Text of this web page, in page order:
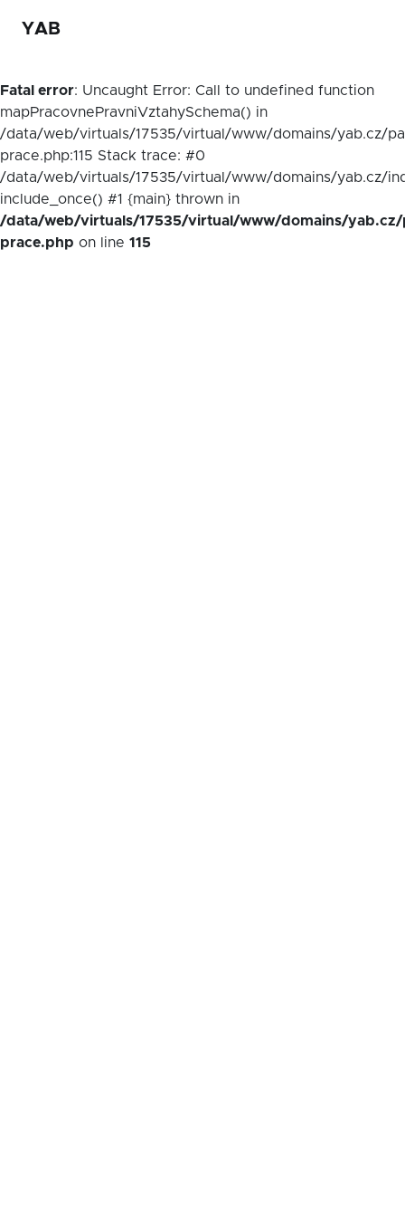
YAB
Fatal error: Uncaught Error: Call to undefined function
mapPracovnePravniVztahySchema() in
/data/web/virtuals/17535/virtual/www/domains/yab.cz/
prace.php:115 Stack trace: #0
/data/web/virtuals/17535/virtual/www/domains/yab.cz/
include_once() #1 {main} thrown in
/data/web/virtuals/17535/virtual/www/domains/yab.cz/
prace.php on line 115